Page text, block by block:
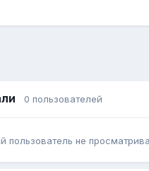
0 пользователей
пользователь не